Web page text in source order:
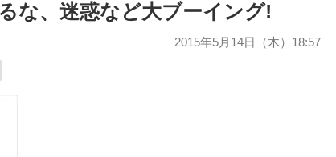
な、迷惑など大ブーイング!
2015年5月14日（木）18:57